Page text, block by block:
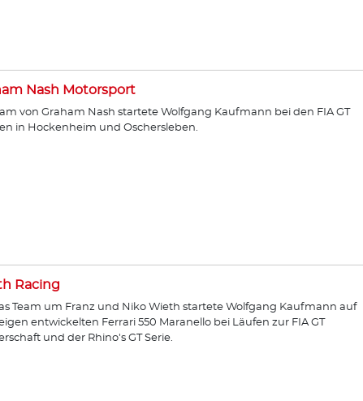
Nash Motorsport
von Graham Nash startete Wolfgang Kaufmann bei den FIA GT
in Hockenheim und Oschersleben.
Racing
Team um Franz und Niko Wieth startete Wolfgang Kaufmann auf
entwickelten Ferrari 550 Maranello bei Läufen zur FIA GT
und der Rhino's GT Serie.